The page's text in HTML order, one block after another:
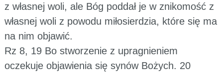
z własnej woli, ale Bóg poddał je w znikomość z
własnej woli z powodu miłosierdzia, które się ma
na nim objawić.
Rz 8, 19 Bo stworzenie z upragnieniem
oczekuje objawienia się synów Bożych. 20